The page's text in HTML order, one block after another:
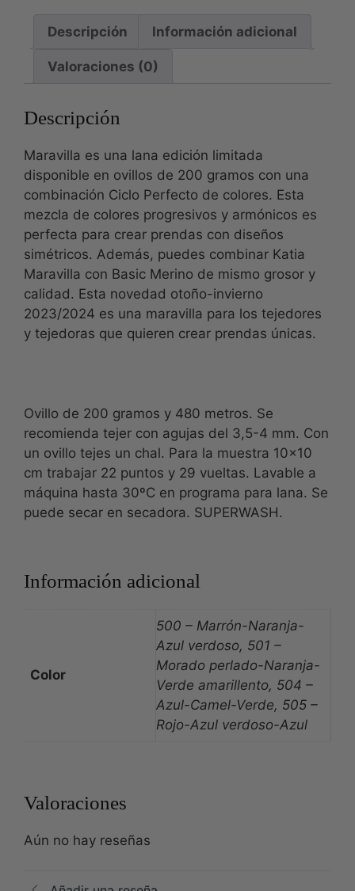
Descripción Información adicional
Valoraciones (0)
Descripción
Maravilla es una lana edición limitada
disponible en ovillos de 200 gramos con una
combinación Ciclo Perfecto de colores. Esta
mezcla de colores progresivos y armónicos es
perfecta para crear prendas con diseños
simétricos. Además, puedes combinar Katia
Maravilla con Basic Merino de mismo grosor y
calidad. Esta novedad otoño-invierno
2023/2024 es una maravilla para los tejedores
y tejedoras que quieren crear prendas únicas.
Ovillo de 200 gramos y 480 metros. Se
recomienda tejer con agujas del 3,5-4 mm. Con
un ovillo tejes un chal. Para la muestra 10×10
cm trabajar 22 puntos y 29 vueltas. Lavable a
máquina hasta 30ºC en programa para lana. Se
puede secar en secadora. SUPERWASH.
Información adicional
Color
500 – Marrón-Naranja-
Azul verdoso, 501 –
Morado perlado-Naranja-
Verde amarillento, 504 –
Azul-Camel-Verde, 505 –
Rojo-Azul verdoso-Azul
Valoraciones
Aún no hay reseñas